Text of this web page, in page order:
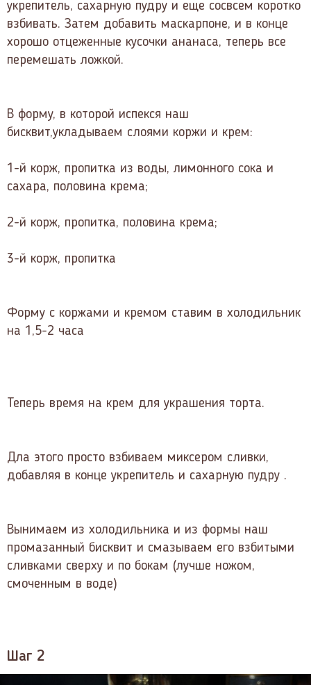
укрепитель, сахарную пудру и еще сосвсем коротко
взбивать. Затем добавить маскарпоне, и в конце
хорошо отцеженные кусочки ананаса, теперь все
перемешать ложкой.
В форму, в которой испекся наш
бисквит,укладываем слоями коржи и крем:
1-й корж, пропитка из воды, лимонного сока и
сахара, половина крема;
2-й корж, пропитка, половина крема;
3-й корж, пропитка
Форму с коржами и кремом ставим в холодильник
на 1,5-2 часа
Теперь время на крем для украшения торта.
Дла этого просто взбиваем миксером сливки,
добавляя в конце укрепитель и сахарную пудру .
Вынимаем из холодильника и из формы наш
промазанный бисквит и смазываем его взбитыми
сливками сверху и по бокам (лучше ножом,
смоченным в воде)
Шаг 2